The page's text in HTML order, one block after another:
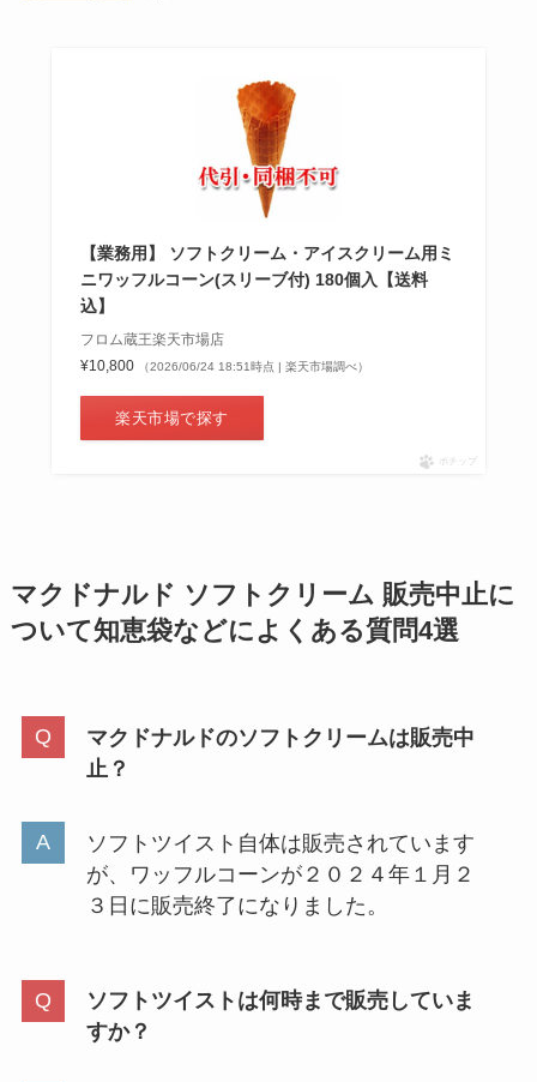
【業務用】 ソフトクリーム・アイスクリーム用ミ
ニワッフルコーン(スリーブ付) 180個入【送料
込】
フロム蔵王楽天市場店
¥10,800
（2026/06/24 18:51時点 | 楽天市場調べ）
楽天市場で探す
ポチップ
マクドナルド ソフトクリーム 販売中止に
ついて知恵袋などによくある質問4選
マクドナルドのソフトクリームは販売中
止？
ソフトツイスト自体は販売されています
が、ワッフルコーンが２０２４年１月２
３日に販売終了になりました。
ソフトツイストは何時まで販売していま
すか？